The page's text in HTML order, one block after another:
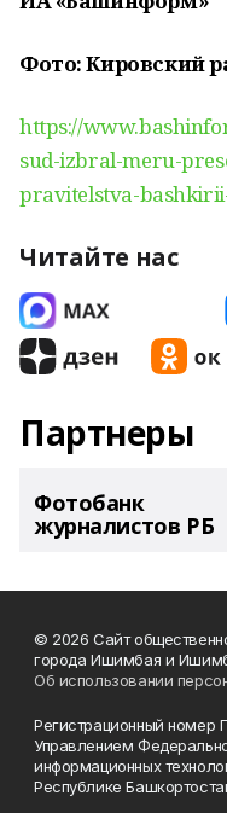
Фото: Кировский
https://
sud-izbral-meru-
pravitelstva-
Читайте нас
Партнеры
Фотобанк
журналистов РБ
© 2026 Сайт
города Ишимбая и
Об использовании
Регистрационный номер
Управлением
информационных
Республике